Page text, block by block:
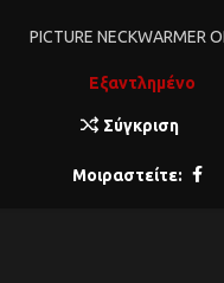
PICTURE NECKWARMER
Εξαντλημένο
Σύγκριση
Μοιραστείτε: